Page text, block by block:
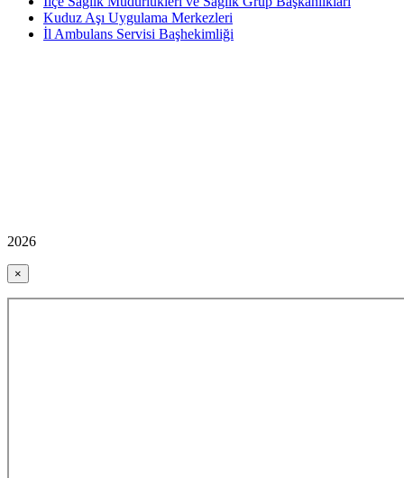
Kuduz Aşı Uygulama Merkezleri
İl Ambulans Servisi Başhekimliği
2026
×